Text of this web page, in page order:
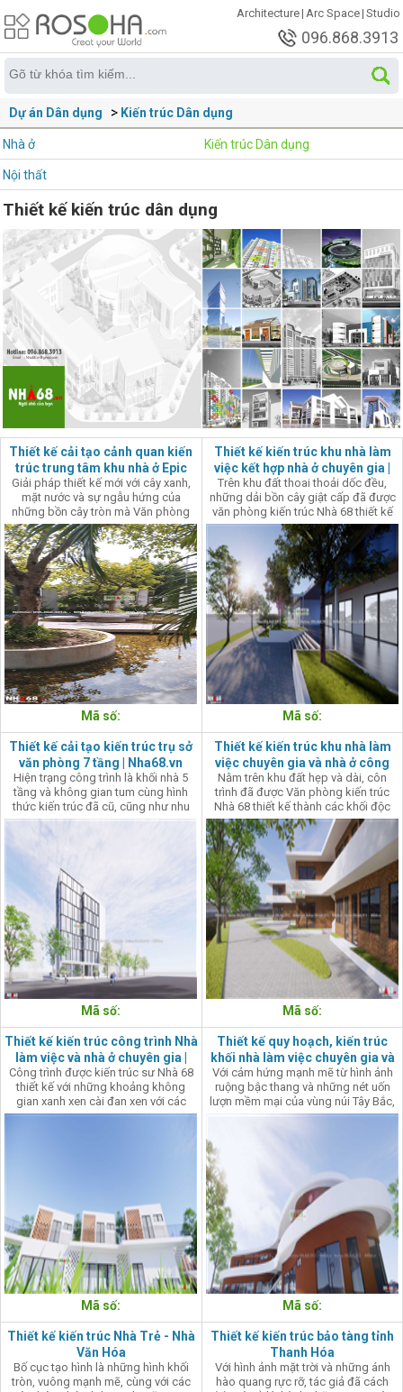
Architecture| Arc Space| Studio
096.868.3913
Dự án Dân dụng Kiến trúc Dân dụng
Nhà ở Kiến trúc Dân dụng
Nội thất
Thiết kế kiến trúc dân dụng
Thiết kế cải tạo cảnh quan kiến
trúc trung tâm khu nhà ở Epic
Home | Nhà 68
Giải pháp thiết kế mới với cây xanh,
mặt nước và sự ngẫu hứng của
những bồn cây tròn mà Văn phòng
kiến trúc Nhà 68 đề xuất làm tăng
thêm sự yên bình của khu nhà ở mà
vẫn có những nét tươi mới thú vị.
Mã số:
Thiết kế kiến trúc khu nhà làm
việc kết hợp nhà ở chuyên gia |
Nhà 68.vn
Trên khu đất thoai thoải dốc đều,
những dải bồn cây giật cấp đã được
văn phòng kiến trúc Nhà 68 thiết kế
để mang đến sự chuyển tiếp nhẹ
nhàng giữa công trình với địa hình
xung quanh.
Mã số:
Thiết kế cải tạo kiến trúc trụ sở
văn phòng 7 tầng | Nha68.vn
Hiện trạng công trình là khối nhà 5
tầng và không gian tum cùng hình
thức kiến trúc đã cũ, cũng như nhu
cầu công năng không còn phù hợp
với hiện tại. Văn phòng kiến trúc Nhà
68 đã mang tới hơi thở mới cùng
phong cách hiện đại khỏe khoắn cho
tòa nhà văn phòng này.
Mã số:
Thiết kế kiến trúc khu nhà làm
việc chuyên gia và nhà ở công
nhân | Nhà 68
Nằm trên khu đất hẹp và dài, côn
trình đã được Văn phòng kiến trúc
Nhà 68 thiết kế thành các khối độc
lập với mặt tiền chéo góc vừa hướng
tới view nhìn với khung cảnh thiên
nhiên hùng vĩ vừa làm cho hình khối
thêm sinh động.
Mã số:
Thiết kế kiến trúc công trình Nhà
làm việc và nhà ở chuyên gia |
Nhà 68
Công trình được kiến trúc sư Nhà 68
thiết kế với những khoảng không
gian xanh xen cài đan xen với các
không gian chức năng cùng những
Mã số:
Thiết kế quy hoạch, kiến trúc
khối nhà làm việc chuyên gia và
nhà ở cán bộ công nhân viên | Nhà
68
Với cảm hứng mạnh mẽ từ hình ảnh
ruộng bậc thang và những nét uốn
lượn mềm mại của vùng núi Tây Bắc,
kiến trúc sư đã chuyển hóa sự ấn
Mã số:
Thiết kế kiến trúc Nhà Trẻ - Nhà
Văn Hóa
Bố cục tạo hình là những hình khối
tròn, vuông mạnh mẽ, cùng với các
Thiết kế kiến trúc bảo tàng tỉnh
Thanh Hóa
Với hình ảnh mặt trời và những ánh
hào quang rực rỡ, tác giả đã cách